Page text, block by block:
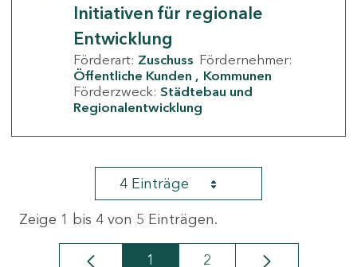
Initiativen für regionale
Entwicklung
Förderart: Zuschuss Fördernehmer:
Öffentliche Kunden
Kommunen
Förderzweck: Städtebau und
Regionalentwicklung
4 Einträge
Zeige 1 bis 4 von 5 Einträgen.
1 2